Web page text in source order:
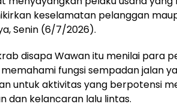
keselamatan pelanggan
Senin (6/7/2026).
disapa Wawan itu menilai para
fungsi sempadan jalan
untuk aktivitas yang berpotensi
dan kelancaran lalu lintas.